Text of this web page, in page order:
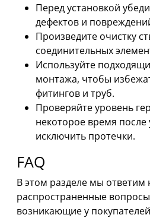
Перед установкой
дефектов и
Произведите очистку
соединительных
Используйте
монтажа, чтобы
фитингов и труб.
Проверяйте уровень
некоторое время после
исключить протечки.
FAQ
В этом разделе мы ответим
распространенные
возникающие у